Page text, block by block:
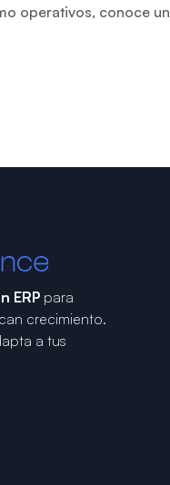
operativos, conoce un
ERP para
crecimiento.
a tus